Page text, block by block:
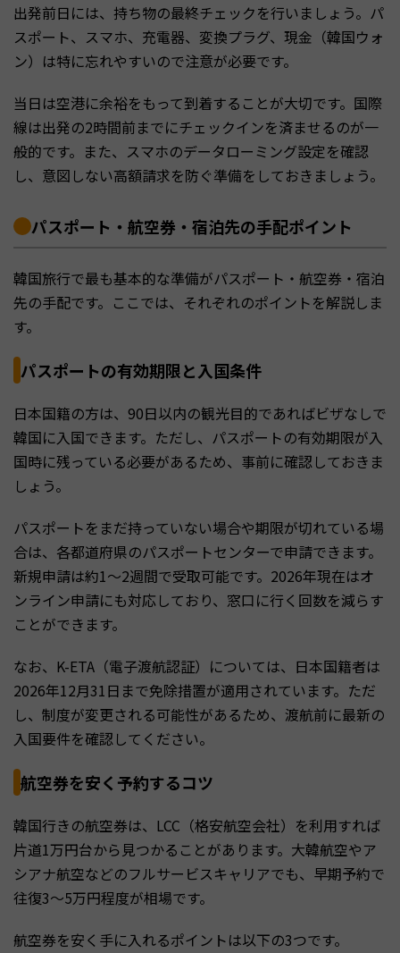
出発前日には、持ち物の最終チェックを行いましょう。パ
スポート、スマホ、充電器、変換プラグ、現金（韓国ウォ
ン）は特に忘れやすいので注意が必要です。
当日は空港に余裕をもって到着することが大切です。国際
線は出発の2時間前までにチェックインを済ませるのが一
般的です。また、スマホのデータローミング設定を確認
し、意図しない高額請求を防ぐ準備をしておきましょう。
パスポート・航空券・宿泊先の手配ポイント
韓国旅行で最も基本的な準備がパスポート・航空券・宿泊
先の手配です。ここでは、それぞれのポイントを解説しま
す。
パスポートの有効期限と入国条件
日本国籍の方は、90日以内の観光目的であればビザなしで
韓国に入国できます。ただし、パスポートの有効期限が入
国時に残っている必要があるため、事前に確認しておきま
しょう。
パスポートをまだ持っていない場合や期限が切れている場
合は、各都道府県のパスポートセンターで申請できます。
新規申請は約1〜2週間で受取可能です。2026年現在はオ
ンライン申請にも対応しており、窓口に行く回数を減らす
ことができます。
なお、K-ETA（電子渡航認証）については、日本国籍者は
2026年12月31日まで免除措置が適用されています。ただ
し、制度が変更される可能性があるため、渡航前に最新の
入国要件を確認してください。
航空券を安く予約するコツ
韓国行きの航空券は、LCC（格安航空会社）を利用すれば
片道1万円台から見つかることがあります。大韓航空やア
シアナ航空などのフルサービスキャリアでも、早期予約で
往復3〜5万円程度が相場です。
航空券を安く手に入れるポイントは以下の3つです。